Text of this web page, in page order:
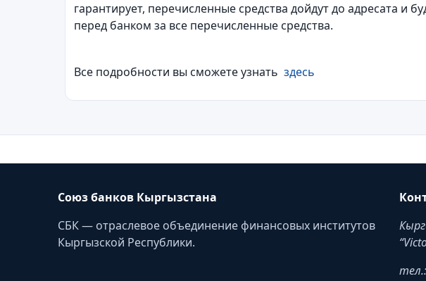
гарантирует, перечисленные средства дойдут до адресата и
перед банком за все перечисленные средства.
Все подробности вы сможете узнать здесь
Союз банков Кыргызстана
СБК — отраслевое объединение финансовых институтов
Кыргызской Республики.